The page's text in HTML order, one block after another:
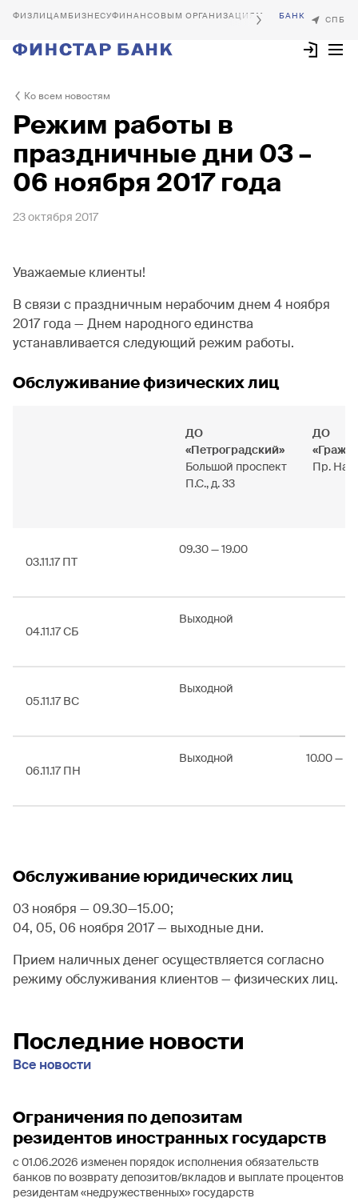
БИЗНЕСУФИНАНСОВЫМ ОРГАНИЗАЦИЯМ
Ко всем новостям
Режим работы в
праздничные дни 03 –
06 ноября 2017 года
23 октября 2017
Уважаемые клиенты!
В связи с праздничным нерабочим днем 4 ноября
2017 года — Днем народного единства
устанавливается следующий режим работы.
Обслуживание физических лиц
ДО
«Петроградский»
Большой проспект
П.С., д. 33
ДО
Пр.
03.11.17 ПТ
09.30 — 19.00
04.11.17 СБ
Выходной
05.11.17 ВС
Выходной
06.11.17 ПН
Выходной 10.00 —
Обслуживание юридических лиц
03 ноября — 09.30—15.00;
04, 05, 06 ноября 2017 — выходные дни.
Прием наличных денег осуществляется согласно
режиму обслуживания клиентов — физических лиц.
Последние новости
Все новости
Ограничения по депозитам
резидентов иностранных государств
с 01.06.2026 изменен порядок исполнения обязательств
банков по возврату депозитов/вкладов и выплате процентов
резидентам «недружественных» государств